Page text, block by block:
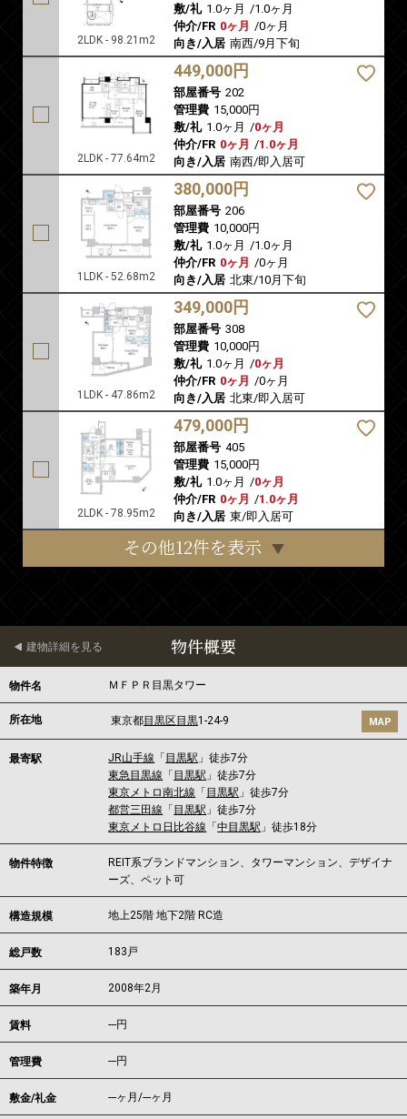
2LDK - 98.21m2
敷/礼 1.0ヶ月 /1.0ヶ月
仲介/FR 0ヶ月 /0ヶ月
向き/入居 南西/9月下旬
2LDK - 77.64m2
449,000円
部屋番号 202
管理費 15,000円
敷/礼 1.0ヶ月 /0ヶ月
仲介/FR 0ヶ月 /1.0ヶ月
向き/入居 南西/即入居可
1LDK - 52.68m2
380,000円
部屋番号 206
管理費 10,000円
敷/礼 1.0ヶ月 /1.0ヶ月
仲介/FR 0ヶ月 /0ヶ月
向き/入居 北東/10月下旬
1LDK - 47.86m2
349,000円
部屋番号 308
管理費 10,000円
敷/礼 1.0ヶ月 /0ヶ月
仲介/FR 0ヶ月 /0ヶ月
向き/入居 北東/即入居可
2LDK - 78.95m2
479,000円
部屋番号 405
管理費 15,000円
敷/礼 1.0ヶ月 /0ヶ月
仲介/FR 0ヶ月 /1.0ヶ月
向き/入居 東/即入居可
その他12件を表示
物件概要
建物詳細を見る
物件名 ＭＦＰＲ目黒タワー
所在地 東京都目黒区 目黒1-24-9 MAP
最寄駅 JR山手線 「 目黒駅 」徒歩7分
東急目黒線 「 目黒駅 」徒歩7分
東京メトロ南北線 「 目黒駅 」徒歩7分
都営三田線 「 目黒駅 」徒歩7分
東京メトロ日比谷線 「中目黒駅 」徒歩18分
物件特徴
REIT系ブランドマンション、タワーマンション、デザイナ
ーズ、ペット可
構造規模 地上25階 地下2階 RC造
総戸数 183戸
築年月 2008年2月
賃料 ---円
管理費 ---円
敷金/礼金 ---ヶ月/---ヶ月